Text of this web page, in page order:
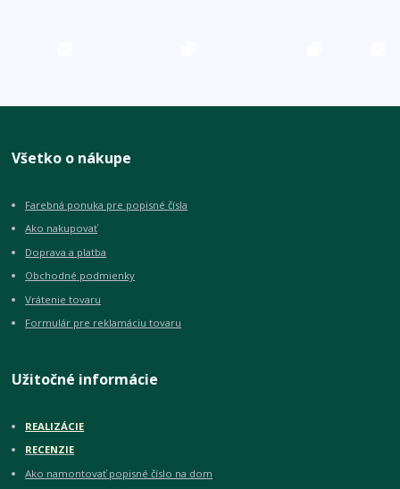
Všetko o nákupe
Farebná ponuka pre popisné čísla
Ako nakupovať
Doprava a platba
Obchodné podmienky
Vrátenie tovaru
Formulár pre reklamáciu tovaru
Užitočné informácie
REALIZÁCIE
RECENZIE
Ako namontovať popisné číslo na dom